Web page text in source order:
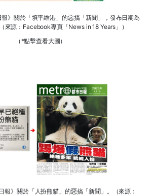
》關於「填平維港」的惡搞「新聞」，發布日期為
來源：Facebook專頁「News in 18 Years」）
（*點擊查看大圖）
報》關於「人扮熊貓」的惡搞「新聞」。（來源：